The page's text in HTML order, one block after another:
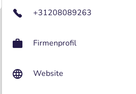
+31208089263
Firmenprofil
Website